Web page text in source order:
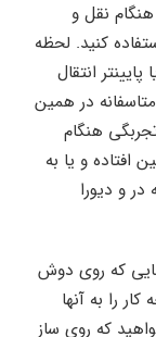
نقل و
کنید. لحظه
انتقال
در همین
هنگام
افتاده و یا به
در و دیورا
هایی که روی دوش
را به آنها
که روی ساز